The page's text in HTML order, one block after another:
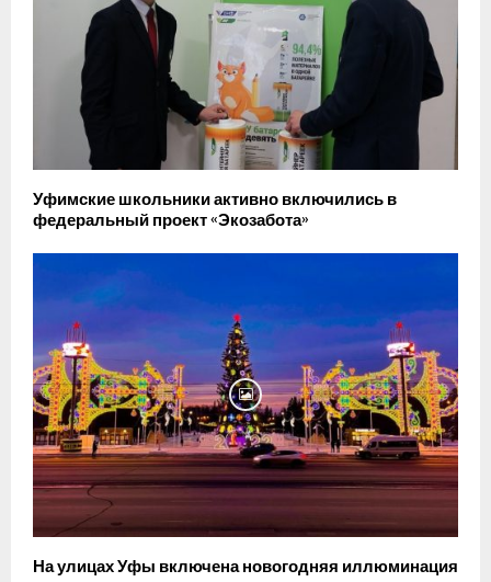
Уфимские школьники активно включились в
федеральный проект «Экозабота»
На улицах Уфы включена новогодняя иллюминация